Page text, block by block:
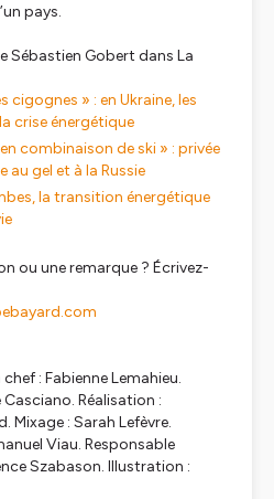
pays.
Sébastien Gobert dans La
cigognes » : en Ukraine, les
crise énergétique
combinaison de ski » : privée
au gel et à la Russie
la transition énergétique
ou une remarque ? Écrivez-
: Fabienne Lemahieu.
Casciano. Réalisation :
Mixage : Sarah Lefèvre.
Viau. Responsable
Szabason. Illustration :